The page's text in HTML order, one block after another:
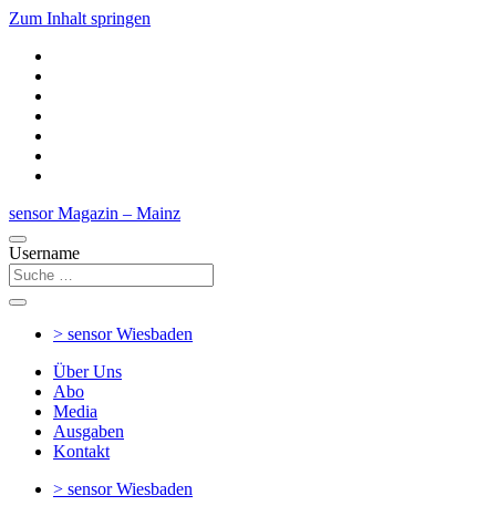
Zum Inhalt springen
sensor Magazin – Mainz
Username
> sensorWiesbaden
Über Uns
Abo
Media
Ausgaben
Kontakt
> sensorWiesbaden